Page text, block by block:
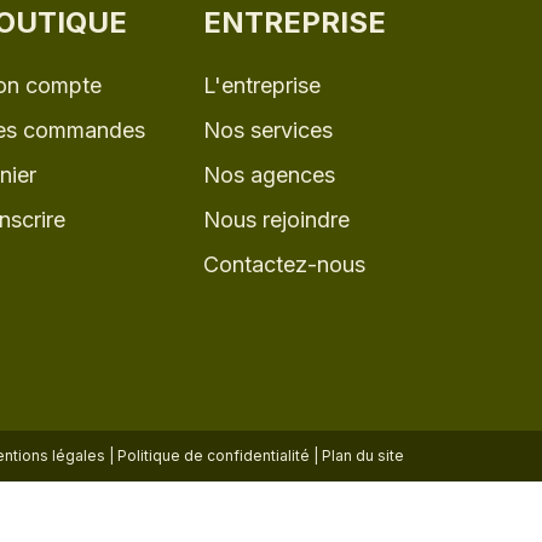
compte
commandes
ENTREPRISE
L'entreprise
Nos services
Nos agences
Nous rejoindre
Contactez-nous
légales Politique de confidentialité Plan du site